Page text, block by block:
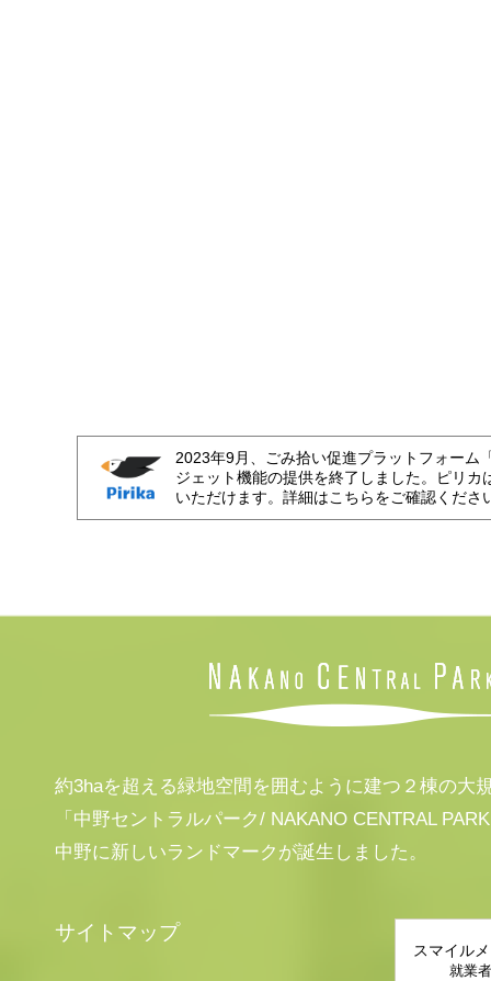
2023年9月、ごみ拾い促進プラットフォーム
ジェット機能の提供を終了しました。ピリカ
いただけます。詳細はこちらをご確認くださ
約3haを超える緑地空間を囲むように建つ２棟の大
「中野セントラルパーク/ NAKANO CENTRAL
中野に新しいランドマークが誕生しました。
サイトマップ
スマイル
就業